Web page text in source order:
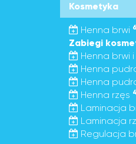
Kosmetyka
Henna brwi
Zabiegi
Henna brwi i
Henna
Henna
Henna rzęs
Laminacja
Laminacja
Regulacja